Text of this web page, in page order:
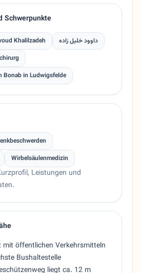
Schwerpunkte
Khalilzadeh
داوود خلیل زاده
Bonab in Ludwigsfelde
Wirbelsäulenmedizin
Leistungen und
mit öffentlichen Verkehrsmitteln
Bushaltestelle
liegt ca. 12 m